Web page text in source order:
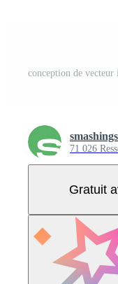
71 026
Gratuit